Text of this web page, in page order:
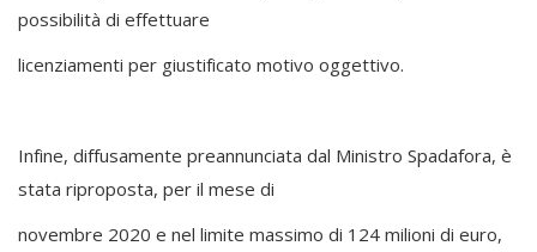
possibilità di effettuare
licenziamenti per giustificato motivo oggettivo.
Infine, diffusamente preannunciata dal Ministro Spadafora, è
stata riproposta, per il mese di
novembre 2020 e nel limite massimo di 124 milioni di euro,